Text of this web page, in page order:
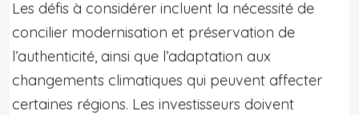
Les défis à considérer incluent la nécessité de
concilier modernisation et préservation de
l’authenticité, ainsi que l’adaptation aux
changements climatiques qui peuvent affecter
certaines régions. Les investisseurs doivent